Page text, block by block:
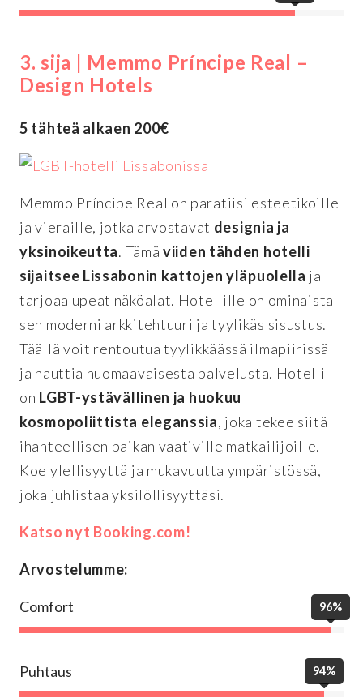
3. sija | Memmo Príncipe Real –
Design Hotels
5 tähteä alkaen 200€
Memmo Príncipe Real on paratiisi esteetikoille
ja vieraille, jotka arvostavat designia ja
yksinoikeutta. Tämäviiden tähden hotelli
sijaitsee Lissabonin kattojen yläpuolella ja
tarjoaa upeat näköalat. Hotellille on ominaista
sen moderni arkkitehtuuri ja tyylikäs sisustus.
Täällä voit rentoutua tyylikkäässä ilmapiirissä
ja nauttia huomaavaisesta palvelusta. Hotelli
on LGBT-ystävällinen ja huokuu
kosmopoliittista eleganssia, joka tekee siitä
ihanteellisen paikan vaativille matkailijoille.
Koe ylellisyyttä ja mukavuutta ympäristössä,
joka juhlistaa yksilöllisyyttäsi.
Katso nyt Booking.com!
Arvostelumme:
Comfort 96%
Puhtaus 94%